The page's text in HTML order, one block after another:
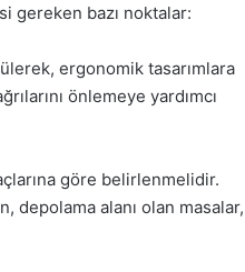
gereken bazı noktalar:
ergonomik tasarımlara
önlemeye yardımcı
göre belirlenmelidir.
depolama alanı olan masalar,